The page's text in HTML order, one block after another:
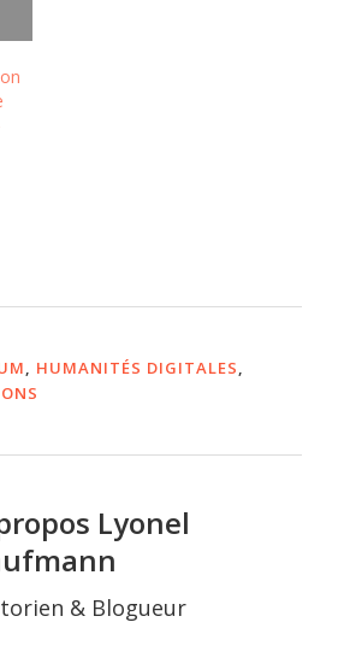
HUMANITÉS DIGITALES
Lyonel
& Blogueur